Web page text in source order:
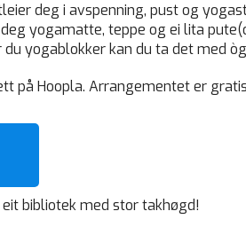
deg i avspenning, pust og
yogamatte, teppe og ei lita
yogablokker kan du ta det med
på Hoopla. Arrangementet er
bibliotek med stor takhøgd!